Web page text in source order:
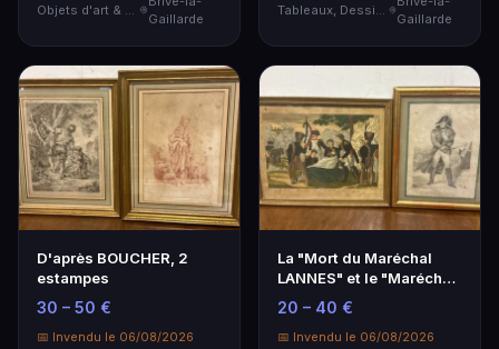
Gaillarde
Gaillarde
D'après BOUCHER, 2
estampes
30 – 50 €
📅 Invendu le 06/08/2026
La "Mort du Maréchal
LANNES" et le "Maréchal
NEY", 2 estampe…
20 – 40 €
📅 Invendu le 06/08/2026